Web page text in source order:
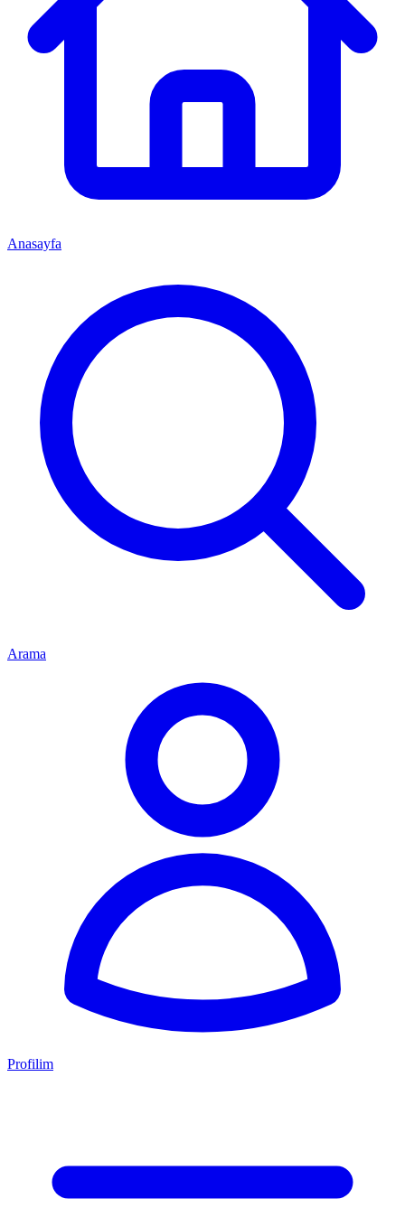
Anasayfa
Arama
Profilim